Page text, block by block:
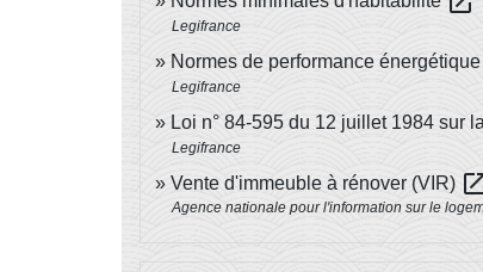
Legifrance
Normes de performance
Legifrance
Loi n° 84-595 du 12 juillet 1984 sur
Legifrance
Vente d'immeuble à rénover (VIR)
Agence nationale pour l'information sur le